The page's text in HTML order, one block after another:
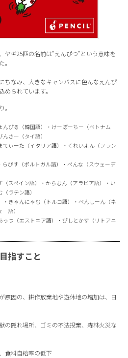
ヤギ25匹の名前は"えんぴつ"という意味を
ちなみ、大きなキャンバスに色んなえんぴ
られています。
んぴる（韓国語）・けーぼーちー（ベトナム
さー（タイ語）
てぃーた（イタリア語）・くれいよん（フラン
らぴす（ポルトガル語）・ぺんな（スウェーデ
（スペイン語）・からむん（アラビア語）・い
ラテン語）
・きゃんにゃむ（トルコ語）・ぺんしーん（ネ
語）
っつ（エストニア語）・ぴしとかす（リトアニ
指すこと
原因の、耕作放棄地や遊休地の増加は、日
の隠れ場所、ゴミの不法投棄、森林火災な
食料自給率の低下